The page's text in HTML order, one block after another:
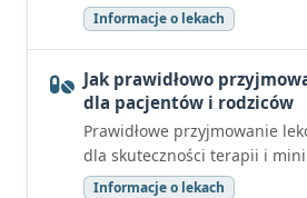
Informacje o lekach
Jak prawidłowo
dla pacjentów i rodziców
Prawidłowe przyjmowanie
dla skuteczności terapii i
Informacje o lekach